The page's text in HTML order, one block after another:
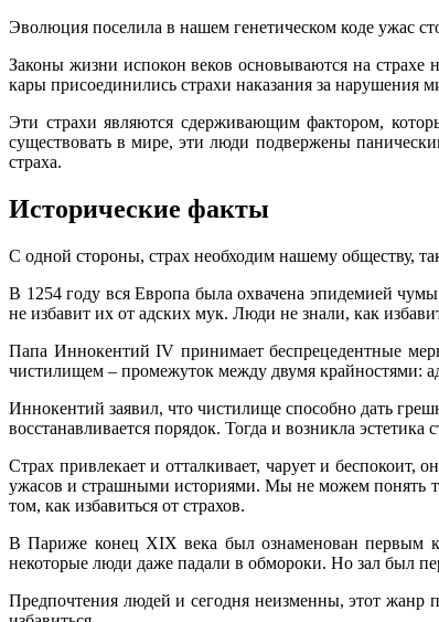
Эволюция поселила в нашем генетическом коде ужас
Законы жизни испокон веков основываются на страхе
кары присоединились страхи наказания за нарушения
Эти страхи являются сдерживающим фактором,
существовать в мире, эти люди подвержены
страха.
Исторические факты
С одной стороны, страх необходим нашему обществу,
В 1254 году вся Европа была охвачена эпидемией
не избавит их от адских мук. Люди не знали, как
Папа Иннокентий IV принимает беспрецедентные
чистилищем – промежуток между двумя крайностями:
Иннокентий заявил, что чистилище способно дать
восстанавливается порядок. Тогда и возникла эстетика
Страх привлекает и отталкивает, чарует и
ужасов и страшными историями. Мы не можем понять
том, как избавиться от страхов.
В Париже конец XIX века был ознаменован первым
некоторые люди даже падали в обмороки. Но зал был
Предпочтения людей и сегодня неизменны, этот жанр